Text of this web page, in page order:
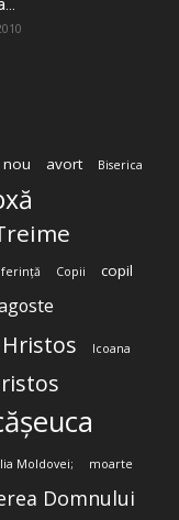
nou avort Biserica
Copii
copil
Hristos Icoana
Moldovei; moarte
Domnului